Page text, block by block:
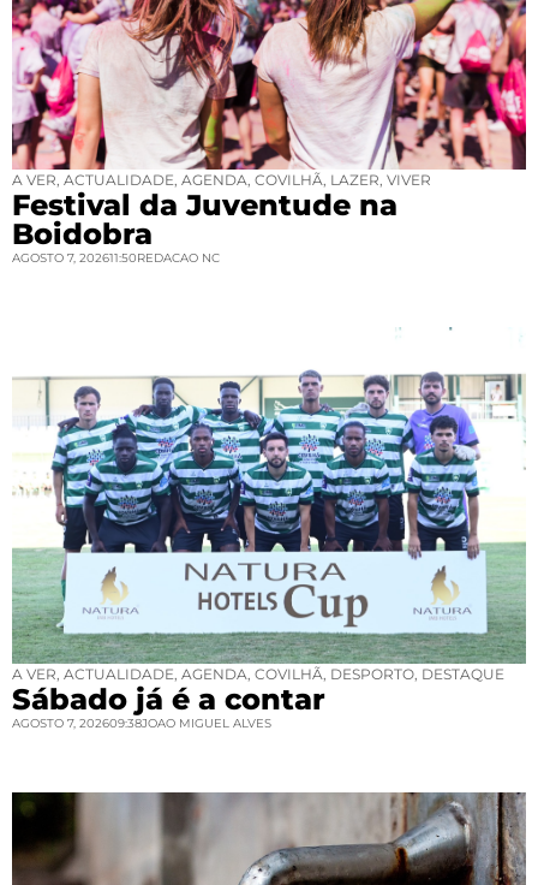
A VER ACTUALIDADE AGENDA COVILHÃ LAZER VIVER
Festival da Juventude na
Boidobra
AGOSTO 7, 202611:50REDACAO NC
A VER ACTUALIDADE AGENDA COVILHÃ DESPORTO DESTAQUE
Sábado já é a contar
AGOSTO 7, 202609:38JOAO MIGUEL ALVES